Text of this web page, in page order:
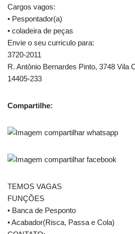
Cargos vagos:
• Pespontador(a)
• coladeira de peças
Envie o seu curriculo para:
3720-2011
R. Antônio Bernardes Pinto, 3748 Vila
14405-233
Compartilhe:
TEMOS VAGAS
FUNÇÕES
• Banca de Pesponto
• Acabador(Risca, Passa e Cola)